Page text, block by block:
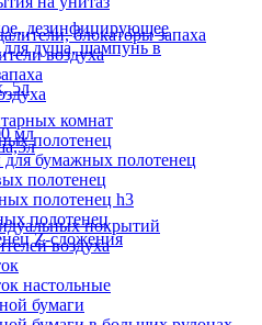
дезинфицирующее
душа, шампунь в
5л
блокаторы запаха
воздуха
мл
комнат
полотенец
бумажных полотенец
полотенец
полотенец h3
полотенец
Z-сложения
покрытий
воздуха
настольные
бумаги